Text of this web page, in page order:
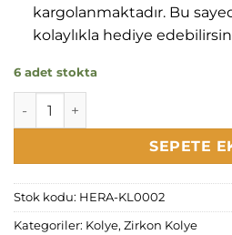
kargolanmaktadır. Bu
kolaylıkla hediye
6 adet stokta
Rüya Serisi Su Yolu Lila Taşlı
SEPETE
Stok kodu: HERA-KL0002
Kategoriler: Kolye, Zirkon Kolye